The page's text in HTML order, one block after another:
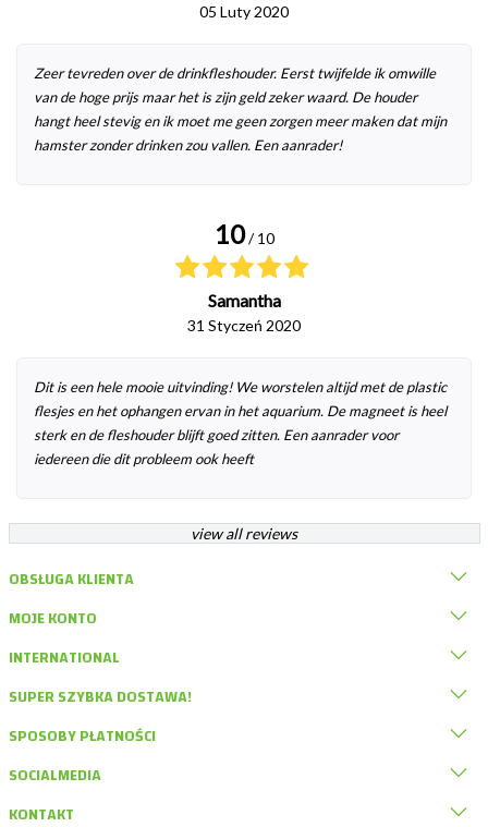
05 Luty 2020
Zeer tevreden over de drinkfleshouder. Eerst twijfelde ik omwille
van de hoge prijs maar het is zijn geld zeker waard. De houder
hangt heel stevig en ik moet me geen zorgen meer maken dat mijn
hamster zonder drinken zou vallen. Een aanrader!
10 / 10
Samantha
31 Styczeń 2020
Dit is een hele mooie uitvinding! We worstelen altijd met de plastic
flesjes en het ophangen ervan in het aquarium. De magneet is heel
sterk en de fleshouder blijft goed zitten. Een aanrader voor
iedereen die dit probleem ook heeft
view all reviews
OBSŁUGA KLIENTA
MOJE KONTO
INTERNATIONAL
SUPER SZYBKA DOSTAWA!
SPOSOBY PŁATNOŚCI
SOCIALMEDIA
KONTAKT